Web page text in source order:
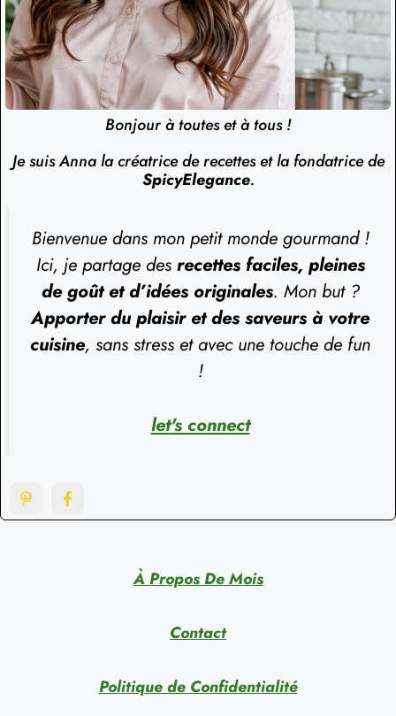
Bonjour à toutes et à tous !
Je suis Anna la créatrice de recettes et la fondatrice de
SpicyElegance.
Bienvenue dans mon petit monde gourmand !
Ici, je partage des recettes faciles, pleines
de goût et d’idées originales. Mon but ?
Apporter du plaisir et des saveurs à votre
cuisine, sans stress et avec une touche de fun
!
let's connect
À Propos De Mois
Contact
Politique de Confidentialité